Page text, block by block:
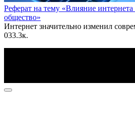
Реферат на тему «Влияние
общество»
Интернет значительно изменил
033.3к.